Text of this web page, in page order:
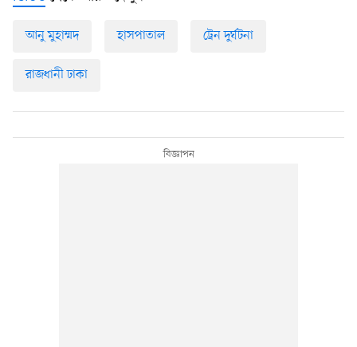
আনু মুহাম্মদ হাসপাতাল ট্রেন দুর্ঘটনা
রাজধানী ঢাকা